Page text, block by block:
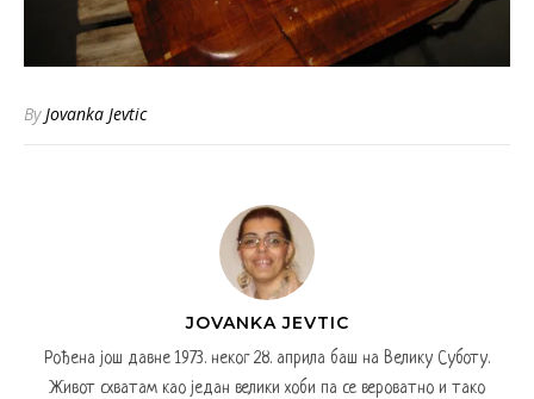
ByJovanka Jevtic
JOVANKA JEVTIC
Рођена још давне 1973. неког 28. априла баш на Велику Суботу.
Живот схватам као један велики хоби па се вероватно и тако